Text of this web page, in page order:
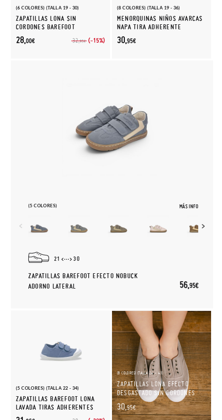
(6 COLORES) (TALLA 19 - 30)
ZAPATILLAS LONA SIN
CORDONES BAREFOOT
32,95€ (-15%)
28,00€
(8 COLORES) (TALLA 19 - 36)
MENORQUINAS NIÑOS AVARCAS
NAPA TIRA ADHERENTE
30,95€
(5 COLORES) MÁS INFO
21 30
ZAPATILLAS BAREFOOT EFECTO NOBUCK
ADORNO LATERAL
56,95€
(5 COLORES) (TALLA 22 - 34)
ZAPATILLAS BAREFOOT LONA
LAVADA TIRAS ADHERENTES
(8 COLORES) (TALLA 24 - 43)
ZAPATILLAS LONA EFECTO
DESGASTADO SIN CORDONES
30,95€